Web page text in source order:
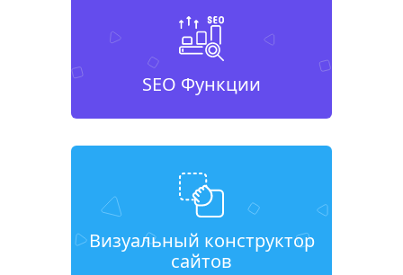
SEO Функции
Визуальный конструктор
сайтов